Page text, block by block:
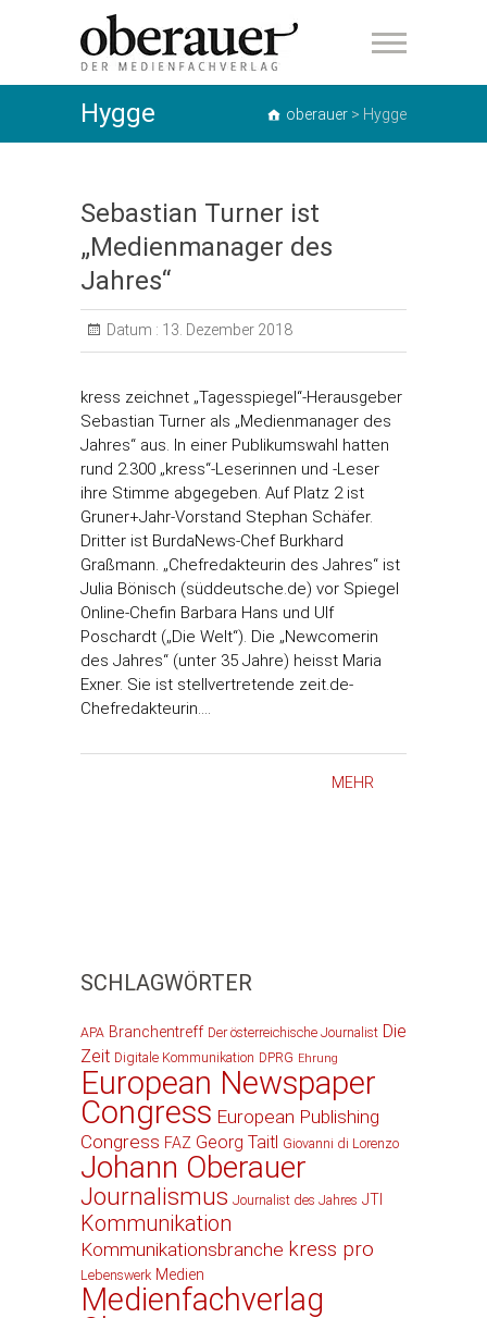
oberauer
Hygge oberauer > Hygge
Sebastian Turner ist
„Medienmanager des
Jahres“
Datum : 13. Dezember 2018
kress zeichnet „Tagesspiegel“-Herausgeber
Sebastian Turner als „Medienmanager des
Jahres“ aus. In einer Publikumswahl hatten
rund 2.300 „kress“-Leserinnen und -Leser
ihre Stimme abgegeben. Auf Platz 2 ist
Gruner+Jahr-Vorstand Stephan Schäfer.
Dritter ist BurdaNews-Chef Burkhard
Graßmann. „Chefredakteurin des Jahres“ ist
Julia Bönisch (süddeutsche.de) vor Spiegel
Online-Chefin Barbara Hans und Ulf
Poschardt („Die Welt“). Die „Newcomerin
des Jahres“ (unter 35 Jahre) heisst Maria
Exner. Sie ist stellvertretende zeit.de-
Chefredakteurin.…
MEHR
SCHLAGWÖRTER
APA Branchentreff Der österreichische Journalist Die
Zeit Digitale Kommunikation DPRG Ehrung
European Newspaper
Congress European Publishing
Congress FAZ Georg Taitl Giovanni di Lorenzo
Johann Oberauer
Journalismus Journalist des Jahres JTI
Kommunikation
Kommunikationsbranche kress pro
Lebenswerk Medien
Medienfachverlag